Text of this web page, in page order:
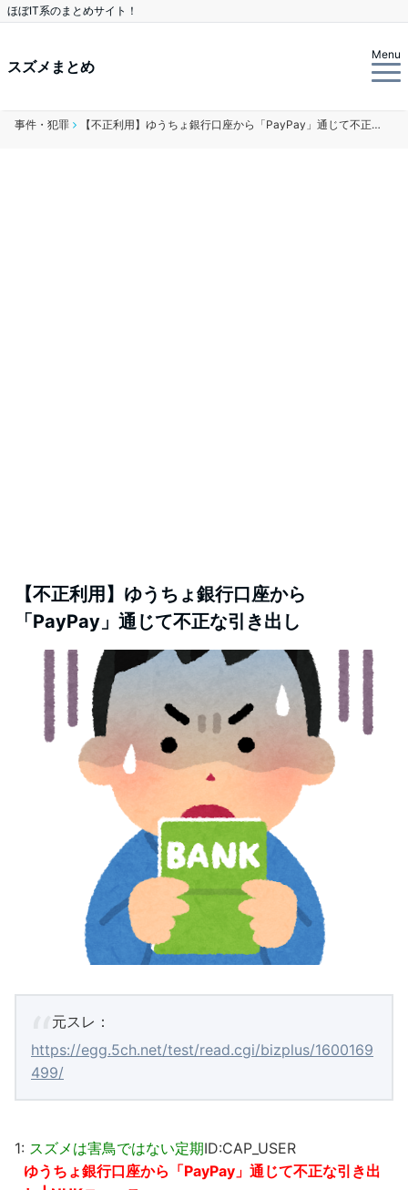
ほぼIT系のまとめサイト！
スズメまとめ
Menu
事件・犯罪 【不正利用】ゆうちょ銀行口座から「PayPay」通じて不正な引き出し
【不正利用】ゆうちょ銀行口座から
「PayPay」通じて不正な引き出し
元スレ：
https://egg.5ch.net/test/read.cgi/bizplus/1600169
499/
1: スズメは害鳥ではない定期ID:CAP_USER
ゆうちょ銀行口座から「PayPay」通じて不正な引き出